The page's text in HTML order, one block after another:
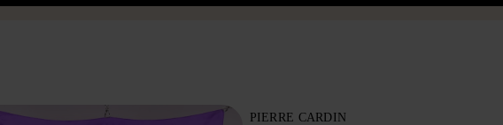
PIERRE CARDIN